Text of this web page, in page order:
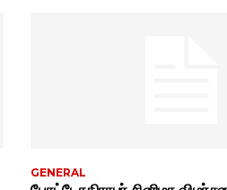
GENERAL